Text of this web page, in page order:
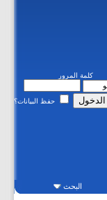
كلمة المرور
حفظ البيانات؟
البحث